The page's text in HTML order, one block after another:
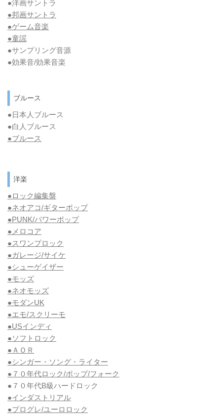
●洋画サントラ
●邦画サントラ
●ゲーム音楽
●童謡
●サンプリング音源
●効果音/効果音楽
ブルース
●日本人ブルース
●白人ブルース
●ブルース
洋楽
●ロック編集盤
●ネオアコ/ギターポップ
●PUNK/パワーポップ
●メロコア
●スワンプロック
●ガレージ/サイケ
●シューゲイザー
●モッズ
●ネオモッズ
●モダンUK
●エモ/スクリーモ
●USインディ
●ソフトロック
●ＡＯＲ
●シンガー・ソング・ライター
●７０年代ロック/ポップ/フォーク
●７０年代B級ハードロック
●インダストリアル
●プログレ/ユーロロック